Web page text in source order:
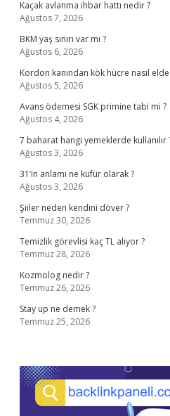
Kaçak avlanma ihbar hattı nedir ?
Ağustos 7, 2026
BKM yaş sınırı var mı ?
Ağustos 6, 2026
Kordon kanından kök hücre nasıl
Ağustos 5, 2026
Avans ödemesi SGK primine tabi mi ?
Ağustos 4, 2026
7 baharat hangi yemeklerde kullanılır
Ağustos 3, 2026
31’in anlamı ne küfür olarak ?
Ağustos 3, 2026
Şiiler neden kendini döver ?
Temmuz 30, 2026
Temizlik görevlisi kaç TL alıyor ?
Temmuz 28, 2026
Kozmolog nedir ?
Temmuz 26, 2026
Stay up ne demek ?
Temmuz 25, 2026